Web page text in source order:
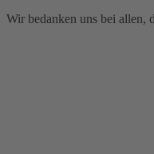
Wir bedanken uns bei allen,